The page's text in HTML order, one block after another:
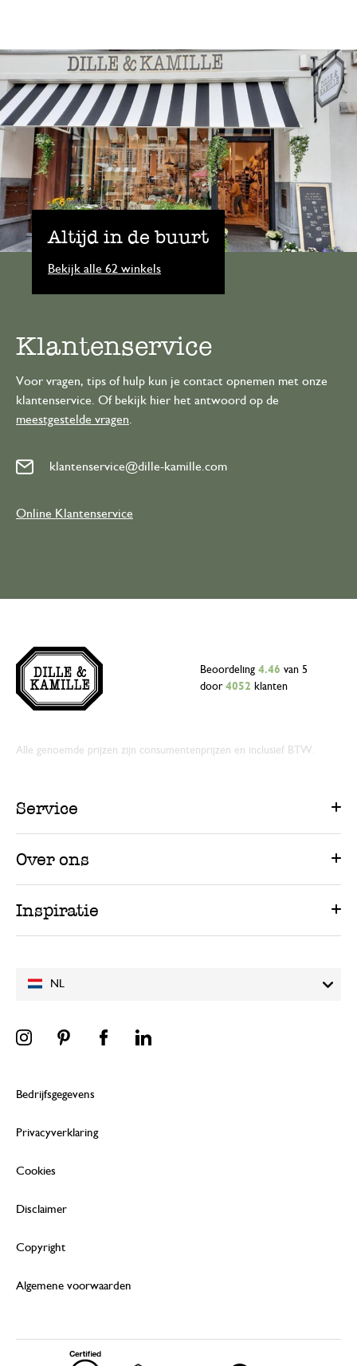
Altijd in de buurt
Bekijk alle 62 winkels
Klantenservice
Voor vragen, tips of hulp kun je contact opnemen met onze
klantenservice. Of bekijk hier het antwoord op de
meestgestelde vragen
klantenservice@dille-kamille.com
Online Klantenservice
NL
Beoordeling 4.46 van 5
door 4052 klanten
Alle genoemde prijzen zijn consumentenprijzen en inclusief BTW.
Service
Over ons
Inspiratie
Bedrijfsgegevens
Privacyverklaring
Cookies
Disclaimer
Copyright
Algemene voorwaarden